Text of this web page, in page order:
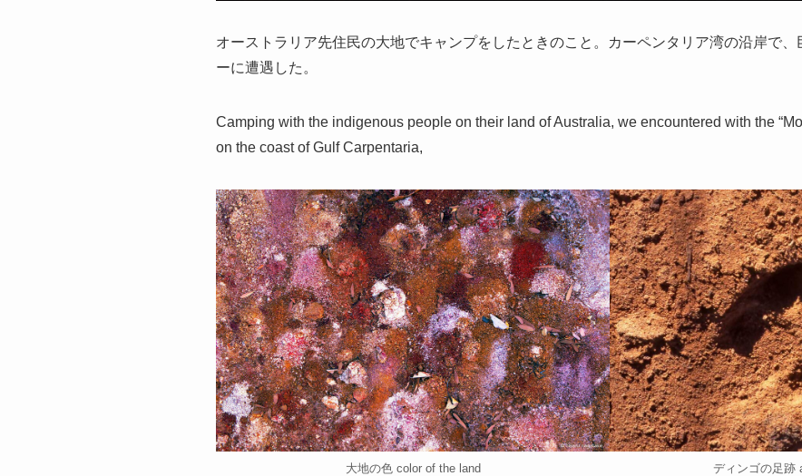
オーストラリア先住民の大地でキャンプをしたときのこと。カーペンタリア湾の沿岸で、
ーに遭遇した。
Camping with the indigenous people on their land of Australia, we encountered with the
on the coast of Gulf Carpentaria,
大地の色 color of the land ディンゴの足跡